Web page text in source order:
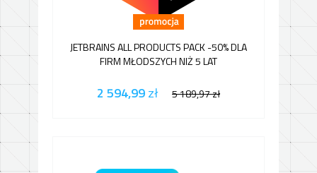
JETBRAINS ALL PRODUCTS PACK -50% DLA
FIRM MŁODSZYCH NIŻ 5 LAT
2 594,99zł 5 189,97zł